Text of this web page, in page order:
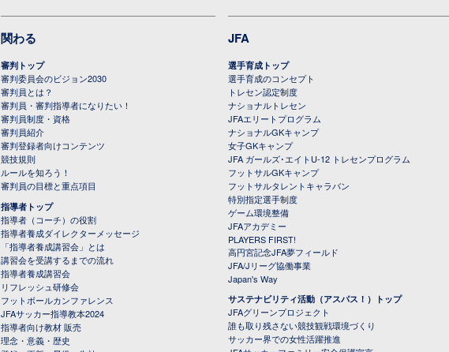
関わる
審判トップ
審判委員会のビジョン2030
審判員とは？
審判員・審判指導者になりたい！
審判員制度・資格
審判員紹介
審判登録者向けコンテンツ
競技規則
ルールを知ろう！
審判員の目標と重点項目
指導者トップ
指導者（コーチ）の役割
指導者養成ダイレクターメッセージ
「指導者養成講習会」とは
講習会を受講するまでの流れ
指導者養成講習会
リフレッシュ研修会
フットボールカンファレンス
JFAサッカー指導教本2024
指導者向け教材 販売
理念・意義・歴史
JFA
選手育成トップ
選手育成のコンセプト
トレセン認定制度
ナショナルトレセン
JFAエリートプログラム
ナショナルGKキャンプ
女子GKキャンプ
JFA ガールズ･エイトU-12 トレセンプログラム
フットサルGKキャンプ
フットサルタレントキャラバン
特別指定選手制度
ゲーム環境整備
JFAアカデミー
PLAYERS FIRST!
高円宮記念JFA夢フィールド
JFA/Jリーグ協働事業
Japan's Way
サステナビリティ活動（アスパス！）トップ
JFAグリーンプロジェクト
誰も取り残さない競技観戦環境づくり
サッカー界での女性活躍推進